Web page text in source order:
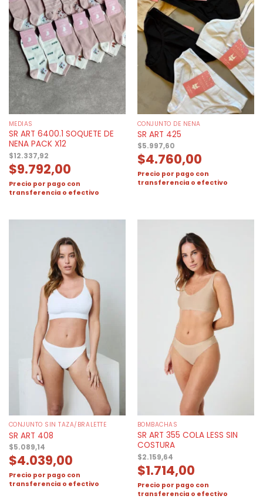
MEDIAS
SR ART 6400.1 SOQUETE DE
NENA PACK X12
$12.337,92
$9.792,00
Precio por pago con
transferencia o efectivo
CONJUNTO DE NENA
SR ART 425
$5.997,60
$4.760,00
Precio por pago con
transferencia o efectivo
CONJUNTO SIN TAZA/BRALETTE
SR ART 408
$5.089,14
$4.039,00
Precio por pago con
transferencia o efectivo
BOMBACHAS
SR ART 355 COLA LESS SIN
COSTURA
$2.159,64
$1.714,00
Precio por pago con
transferencia o efectivo